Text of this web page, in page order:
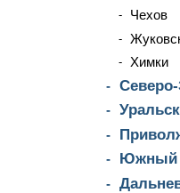
Чехов
Химки